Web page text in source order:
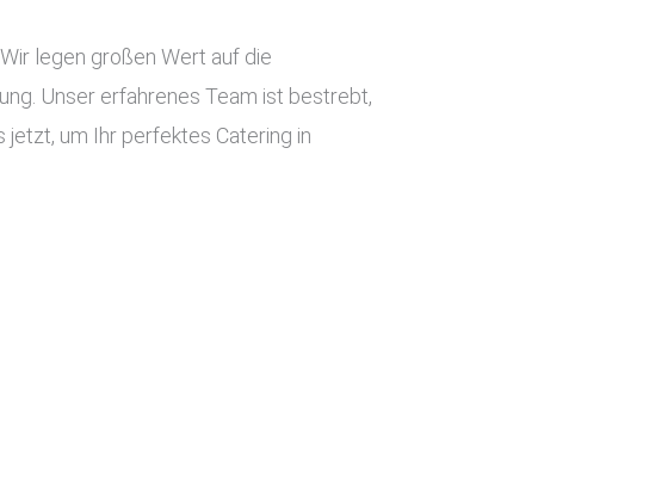
legen großen Wert auf die
Unser erfahrenes Team ist bestrebt,
jetzt, um Ihr perfektes Catering in